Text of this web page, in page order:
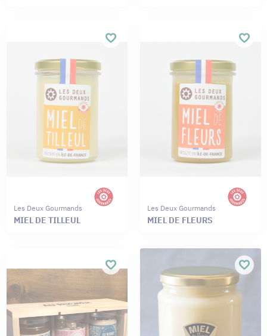
Les Deux Gourmands
MIEL DE TILLEUL
Les Deux Gourmands
MIEL DE FLEURS